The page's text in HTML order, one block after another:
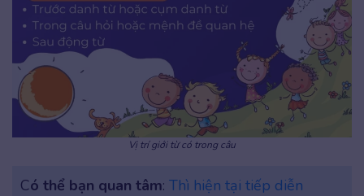
Vị trí giới từ có trong câu
Có thể bạn quan tâm: Thì hiện tại tiếp diễn